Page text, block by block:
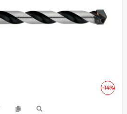
-14%